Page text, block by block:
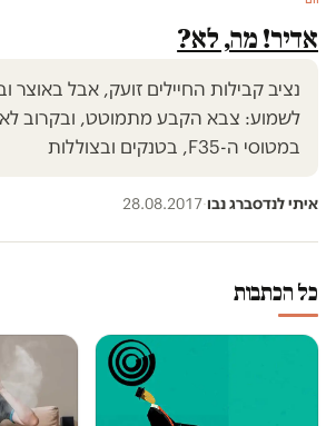
אדיר! מה, לא?
נציב קבילות החיילים זועק, אבל באוצר
לשמוע: צבא הקבע מתמוטט, ובקרוב לא
במטוסי ה-F35, בטנקים ובצוללות
איתי לנדסברג נבו·
28.08.2017
כל הכתבות